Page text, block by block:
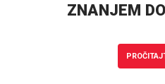
ZNANJEM